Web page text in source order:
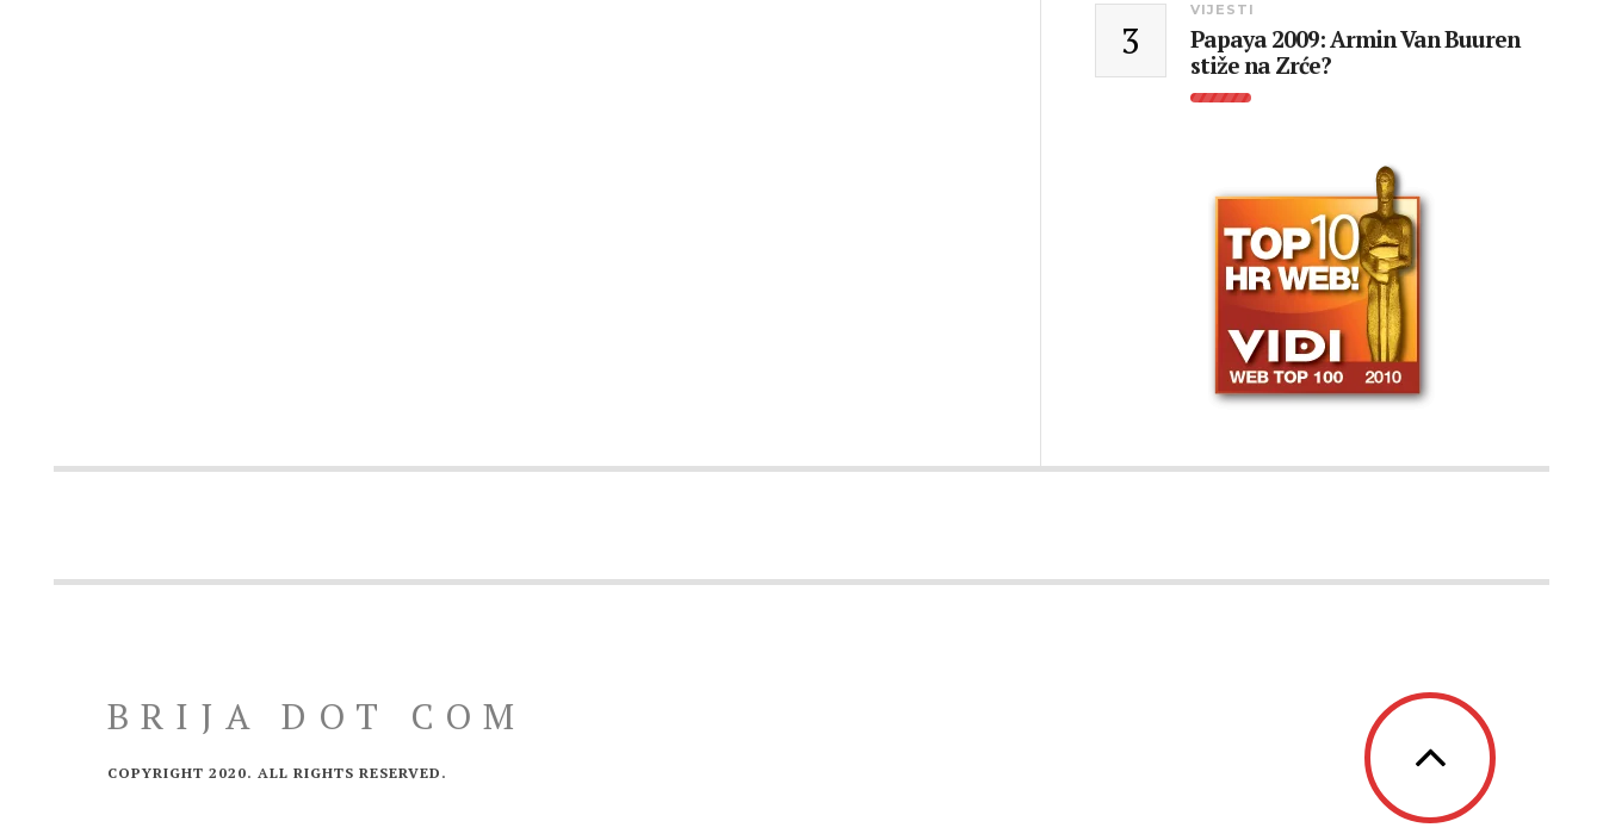
3
VIJESTI
Papaya 2009: Armin Van Buuren
stiže na Zrće?
BRIJA DOT COM
COPYRIGHT 2020. ALL RIGHTS RESERVED.